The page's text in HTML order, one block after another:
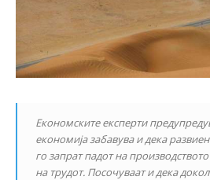
Економските експерти
економија забавува и дека
го запрат падот на
на трудот. Посочуваат и дека